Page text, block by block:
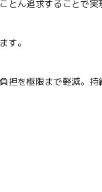
とん追求することで実
す。
担を極限まで軽減。持